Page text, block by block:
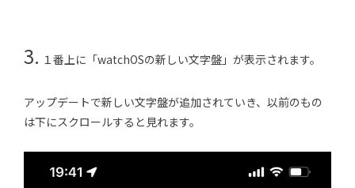
3. １番上に「watchOSの新しい文字盤」が表示されます。
アップデートで新しい文字盤が追加されていき、以前のもの
は下にスクロールすると見れます。